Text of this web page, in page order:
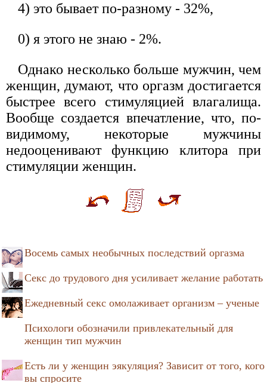
4) это бывает по-разному - 32%,
0) я этого не знаю - 2%.
Однако несколько больше мужчин, чем
женщин, думают, что оргазм достигается
быстрее всего стимуляцией влагалища.
Вообще создается впечатление, что, по-
видимому, некоторые мужчины
недооценивают функцию клитора при
стимуляции женщин.
Восемь самых необычных последствий оргазма
Секс до трудового дня усиливает желание работать
Ежедневный секс омолаживает организм – ученые
Психологи обозначили привлекательный для
женщин тип мужчин
Есть ли у женщин эякуляция? Зависит от того, кого
вы спросите